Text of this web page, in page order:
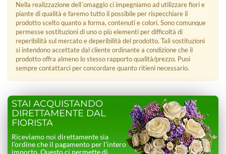
Nella realizzazione dell´omaggio ci impegniamo ad utilizzare fiori e
piante di qualità e faremo tutto il possibile per rispecchiare il
prodotto scelto quanto a forma, contenuti e colori. Sono comunque
permesse sostituzioni di uno o più elementi per difficoltà di
reperibilità sul mercato e deperibilità del prodotto. Tali sostituzioni
si intendono accettate dal cliente ordinante a condizione che il
prodotto offra almeno lo stesso rapporto qualità/prezzo. Puoi
sempre contattarci per concordare quanto ritieni necessario.
STAI ACQUISTANDO
DIRETTAMENTE DAL
FIORISTA
Riceviamo noi direttamente sia
l’ordine che il pagamento per l’intero
importo. Questo ci permette di